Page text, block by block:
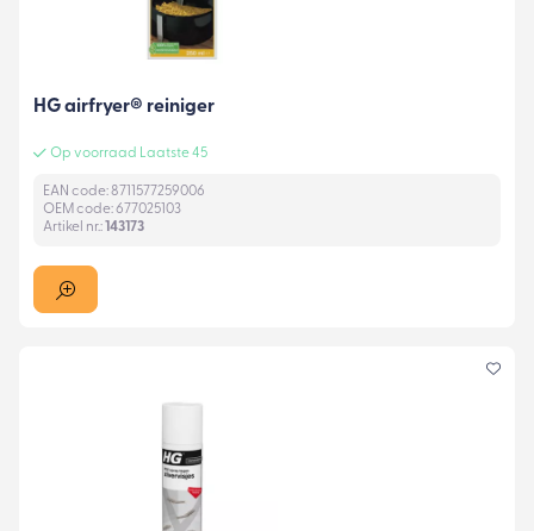
HG airfryer® reiniger
Op voorraad Laatste 45
EAN code: 8711577259006
OEM code: 677025103
Artikel nr.:143173